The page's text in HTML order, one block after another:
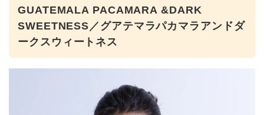
GUATEMALA PACAMARA &DARK
SWEETNESS／グアテマラパカマラアンドダ
ークスウィートネス